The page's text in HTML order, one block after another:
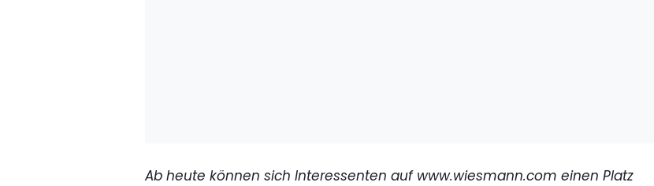
Ab heute können sich Interessenten auf www.wiesmann.com einen Platz